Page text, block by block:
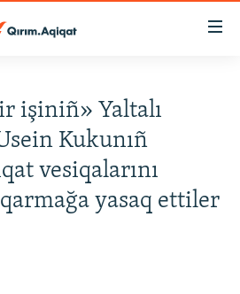
işiniñ» Yaltalı
Kukunıñ
vesiqalarını
yasaq ettiler